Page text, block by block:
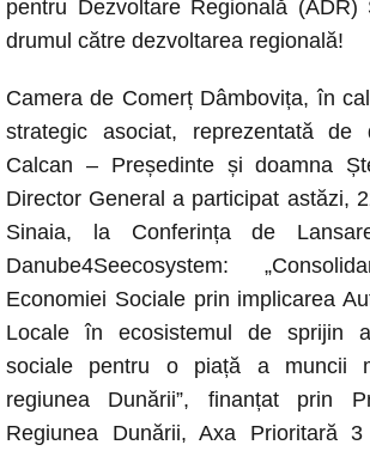
b
o
o
k
A
p
p
n
g
er
Li
n
k
pentru Dezvoltare Regională (ADR)
drumul către dezvoltarea regională!
Camera de Comerț Dâmbovița, în
strategic asociat, reprezentată de
Calcan – Președinte și doamna
Director General a participat astăzi,
Sinaia, la Conferința de
Danube4Seecosystem:
Economiei Sociale prin implicarea
Locale în ecosistemul de sprijin
sociale pentru o piață a muncii
regiunea Dunării”, finanțat prin
Regiunea Dunării, Axa Prioritară